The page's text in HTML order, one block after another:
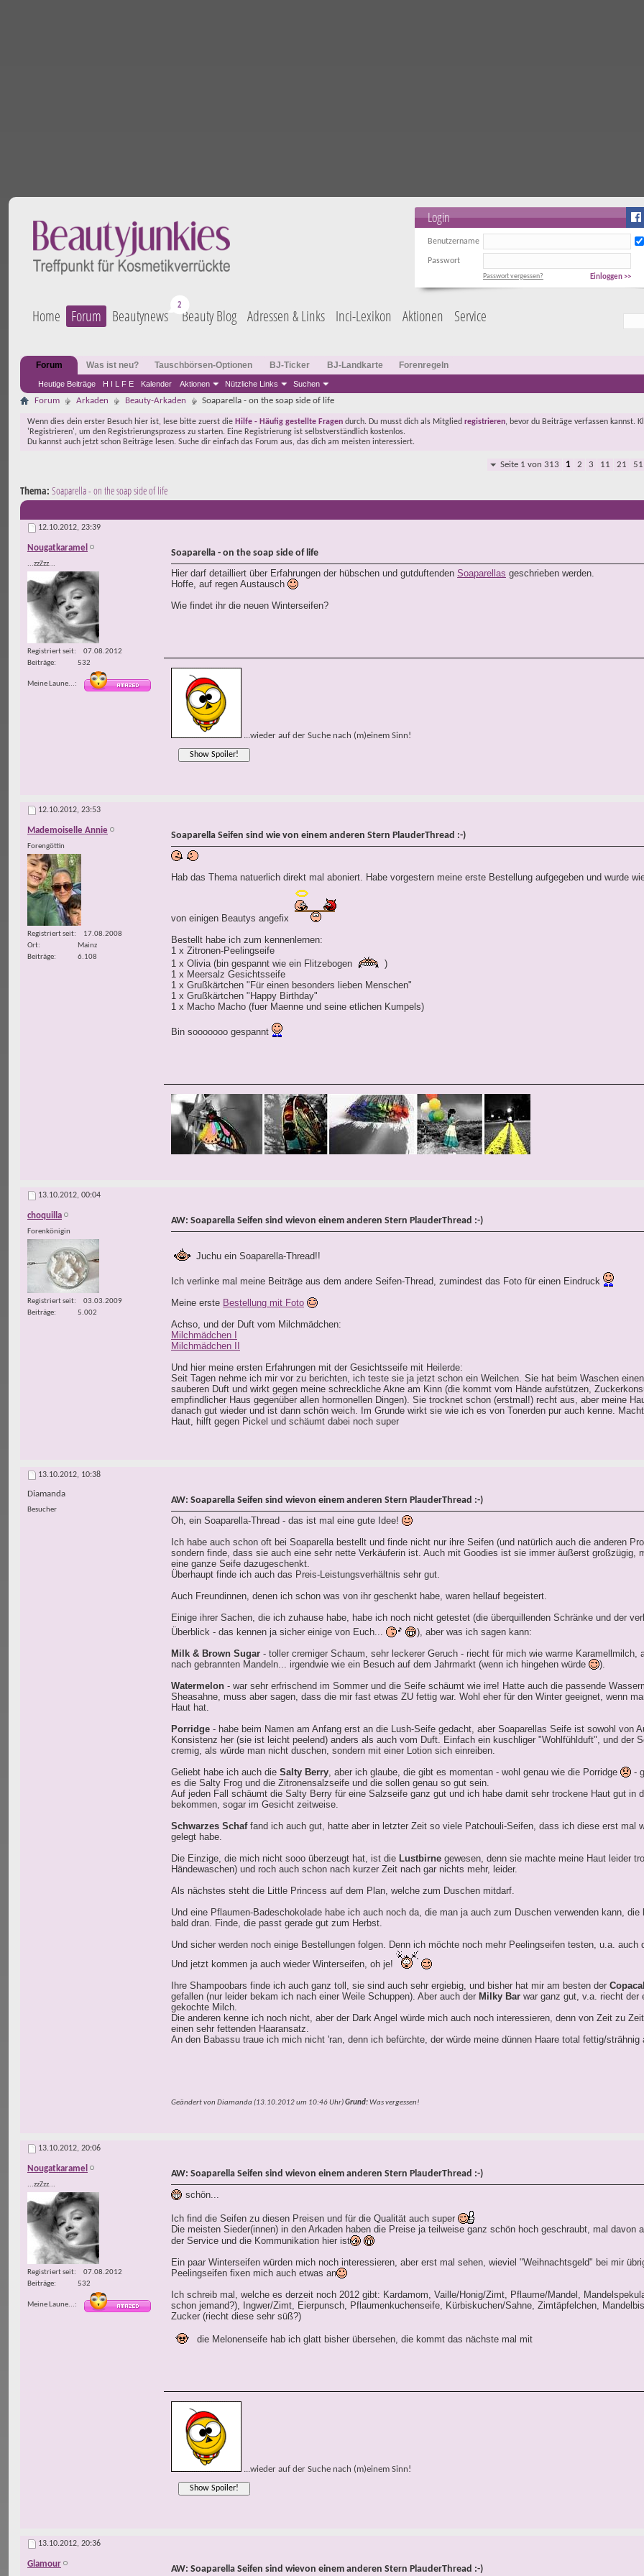
Login
Benutzername
Passwort
Einloggen >>
Passwort vergessen?
Home Forum Beautynews Beauty Blog Adressen & Links Inci-Lexikon Aktionen Service
Forum
Heutige Beiträge H I L F E Kalender Aktionen Nützliche Links Suchen
Was ist neu? Tauschbörsen-Optionen BJ-Ticker BJ-Landkarte Forenregeln
Forum Arkaden Beauty-Arkaden Soaparella - on the soap side of life
Wenn dies dein erster Besuch hier ist, lese bitte zuerst die Hilfe - Häufig gestellte Fragen durch. Du musst dich als Mitglied registrieren, bevor du Beiträge verfassen kannst.
'Registrieren', um den Registrierungsprozess zu starten. Eine Registrierung ist selbstverständlich kostenlos.
Du kannst auch jetzt schon Beiträge lesen. Suche dir einfach das Forum aus, das dich am meisten interessiert.
Seite 1 von 313 1 2 3 11 21 51
Thema: Soaparella - on the soap side of life
12.10.2012, 23:39
Nougatkaramel
...zzZzz...
Registriert seit
07.08.2012
Beiträge
532
Meine Laune...
Soaparella - on the soap side of life
Hier darf detailliert über Erfahrungen der hübschen und gutduftenden Soaparellas geschrieben werden.
Hoffe, auf regen Austausch
Wie findet ihr die neuen Winterseifen?
...wieder auf der Suche nach (m)einem Sinn!
12.10.2012, 23:53
Mademoiselle Annie
Forengöttin
Registriert seit
17.08.2008
Ort
Mainz
Beiträge
6.108
Soaparella Seifen sind wie von einem anderen Stern PlauderThread :-)
Hab das Thema natuerlich direkt mal aboniert. Habe vorgestern meine erste Bestellung aufgegeben und wurde
von einigen Beautys angefix
Bestellt habe ich zum kennenlernen:
1 x Zitronen-Peelingseife
1 x Olivia (bin gespannt wie ein Flitzebogen
)
1 x Meersalz Gesichtsseife
1 x Grußkärtchen "Für einen besonders lieben Menschen"
1 x Grußkärtchen "Happy Birthday"
1 x Macho Macho (fuer Maenne und seine etlichen Kumpels)
Bin sooooooo gespannt
13.10.2012, 00:04
choquilla
Forenkönigin
Registriert seit
03.03.2009
Beiträge
5.002
AW: Soaparella Seifen sind wievon einem anderen Stern PlauderThread :-)
Juchu ein Soaparella-Thread!!
Ich verlinke mal meine Beiträge aus dem andere Seifen-Thread, zumindest das Foto für einen Eindruck
Meine erste Bestellung mit Foto
Achso, und der Duft vom Milchmädchen:
Milchmädchen I
Milchmädchen II
Und hier meine ersten Erfahrungen mit der Gesichtsseife mit Heilerde:
Seit Tagen nehme ich mir vor zu berichten, ich teste sie ja jetzt schon ein Weilchen. Sie hat beim Waschen
sauberen Duft und wirkt gegen meine schreckliche Akne am Kinn (die kommt vom Hände aufstützen,
empfindlicher Haus gegenüber allen hormonellen Dingen). Sie trocknet schon (erstmal!) recht aus, aber meine
danach gut wieder und ist dann schön weich. Im Grunde wirkt sie wie ich es von Tonerden pur auch kenne.
Haut, hilft gegen Pickel und schäumt dabei noch super
13.10.2012, 10:38
Diamanda
Besucher
AW: Soaparella Seifen sind wievon einem anderen Stern PlauderThread :-)
Oh, ein Soaparella-Thread - das ist mal eine gute Idee!
Ich habe auch schon oft bei Soaparella bestellt und finde nicht nur ihre Seifen (und natürlich auch die anderen
sondern finde, dass sie auch eine sehr nette Verkäuferin ist. Auch mit Goodies ist sie immer äußerst großzügig,
eine ganze Seife dazugeschenkt.
Überhaupt finde ich auch das Preis-Leistungsverhältnis sehr gut.
Auch Freundinnen, denen ich schon was von ihr geschenkt habe, waren hellauf begeistert.
Einige ihrer Sachen, die ich zuhause habe, habe ich noch nicht getestet (die überquillenden Schränke und der
Überblick - das kennen ja sicher einige von Euch...
), aber was ich sagen kann:
Milk & Brown Sugar - toller cremiger Schaum, sehr leckerer Geruch - riecht für mich wie warme Karamellmilch,
nach gebrannten Mandeln... irgendwie wie ein Besuch auf dem Jahrmarkt (wenn ich hingehen würde
).
Watermelon - war sehr erfrischend im Sommer und die Seife schäumt wie irre! Hatte auch die passende
Sheasahne, muss aber sagen, dass die mir fast etwas ZU fettig war. Wohl eher für den Winter geeignet, wenn
Haut hat.
Porridge - habe beim Namen am Anfang erst an die Lush-Seife gedacht, aber Soaparellas Seife ist sowohl von
Konsistenz her (sie ist leicht peelend) anders als auch vom Duft. Einfach ein kuschliger "Wohlfühlduft", und der
cremig, als würde man nicht duschen, sondern mit einer Lotion sich einreiben.
Geliebt habe ich auch die Salty Berry, aber ich glaube, die gibt es momentan - wohl genau wie die Porridge
-
es die Salty Frog und die Zitronensalzseife und die sollen genau so gut sein.
Auf jeden Fall schäumt die Salty Berry für eine Salzseife ganz gut und ich habe damit sehr trockene Haut gut in
bekommen, sogar im Gesicht zeitweise.
Schwarzes Schaffand ich auch gut, hatte aber in letzter Zeit so viele Patchouli-Seifen, dass ich diese erst mal
gelegt habe.
Die Einzige, die mich nicht sooo überzeugt hat, ist die Lustbirne gewesen, denn sie machte meine Haut leider
Händewaschen) und roch auch schon nach kurzer Zeit nach gar nichts mehr, leider.
Als nächstes steht die Little Princess auf dem Plan, welche zum Duschen mitdarf.
Und eine Pflaumen-Badeschokolade habe ich auch noch da, die man ja auch zum Duschen verwenden kann, die
bald dran. Finde, die passt gerade gut zum Herbst.
Und sicher werden noch einige Bestellungen folgen. Denn ich möchte noch mehr Peelingseifen testen, u.a. auch
Und jetzt kommen ja auch wieder Winterseifen, oh je!
Ihre Shampoobars finde ich auch ganz toll, sie sind auch sehr ergiebig, und bisher hat mir am besten der
gefallen (nur leider bekam ich nach einer Weile Schuppen). Aber auch der Milky Bar war ganz gut, v.a. riecht der
gekochte Milch.
Die anderen kenne ich noch nicht, aber der Dark Angel würde mich auch noch interessieren, denn von Zeit zu
einen sehr fettenden Haaransatz.
An den Babassu traue ich mich nicht 'ran, denn ich befürchte, der würde meine dünnen Haare total fettig/strähnig
Geändert von Diamanda (13.10.2012 um 10:46Uhr)Grund: Was vergessen!
13.10.2012, 20:06
Nougatkaramel
...zzZzz...
Registriert seit
07.08.2012
Beiträge
532
Meine Laune...
AW: Soaparella Seifen sind wievon einem anderen Stern PlauderThread :-)
schön...
Ich find die Seifen zu diesen Preisen und für die Qualität auch super
Die meisten Sieder(innen) in den Arkaden haben die Preise ja teilweise ganz schön hoch geschraubt, mal davon
der Service und die Kommunikation hier ist
Ein paar Winterseifen würden mich noch interessieren, aber erst mal sehen, wieviel "Weihnachtsgeld" bei mir
Peelingseifen fixen mich auch etwas an
Ich schreib mal, welche es derzeit noch 2012 gibt: Kardamom, Vaille/Honig/Zimt, Pflaume/Mandel,
schon jemand?), Ingwer/Zimt, Eierpunsch, Pflaumenkuchenseife, Kürbiskuchen/Sahne, Zimtäpfelchen,
Zucker (riecht diese sehr süß?)
die Melonenseife hab ich glatt bisher übersehen, die kommt das nächste mal mit
...wieder auf der Suche nach (m)einem Sinn!
13.10.2012, 20:36
Glamour AW: Soaparella Seifen sind wievon einem anderen Stern PlauderThread :-)